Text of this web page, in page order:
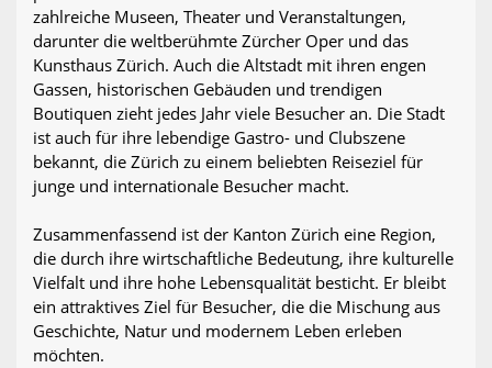
zahlreiche Museen, Theater und Veranstaltungen,
darunter die weltberühmte Zürcher Oper und das
Kunsthaus Zürich. Auch die Altstadt mit ihren engen
Gassen, historischen Gebäuden und trendigen
Boutiquen zieht jedes Jahr viele Besucher an. Die Stadt
ist auch für ihre lebendige Gastro- und Clubszene
bekannt, die Zürich zu einem beliebten Reiseziel für
junge und internationale Besucher macht.
Zusammenfassend ist der Kanton Zürich eine Region,
die durch ihre wirtschaftliche Bedeutung, ihre kulturelle
Vielfalt und ihre hohe Lebensqualität besticht. Er bleibt
ein attraktives Ziel für Besucher, die die Mischung aus
Geschichte, Natur und modernem Leben erleben
möchten.